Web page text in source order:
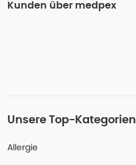
Kunden über medpex
Unsere Top-Kategorien
Allergie